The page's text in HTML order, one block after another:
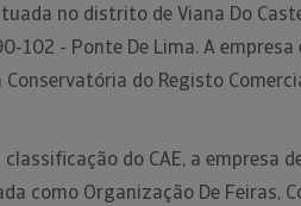
no distrito de Viana Do
102 - Ponte De Lima. A
do Registo
classificação do CAE, a empresa
como Organização De Feiras,